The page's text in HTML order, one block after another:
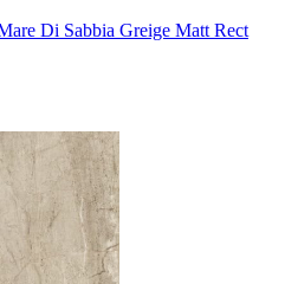
Di Sabbia Greige Matt Rect